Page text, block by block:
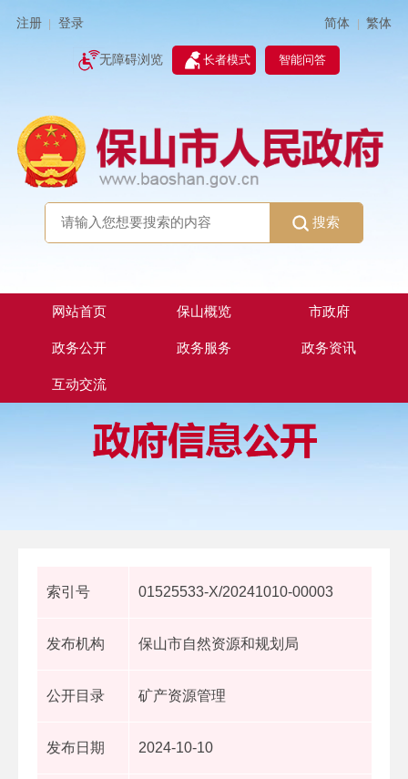
注册 登录 简体 | 繁体
无障碍浏览 长者模式 智能问答
搜索
网站首页 保山概览 市政府
政务公开 政务服务 政务资讯
互动交流
索引号 01525533-X/20241010-00003
发布机构 保山市自然资源和规划局
公开目录 矿产资源管理
发布日期 2024-10-10